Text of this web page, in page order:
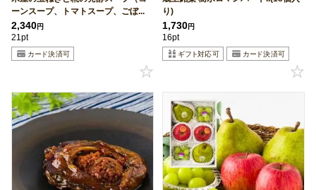
ーンスープ、トマトスープ、ごぼ...
2,340円
21pt
り)
1,730円
16pt